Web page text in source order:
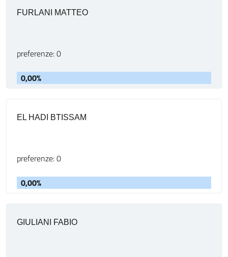
FURLANI MATTEO
preferenze: 0
0,00%
EL HADI BTISSAM
preferenze: 0
0,00%
GIULIANI FABIO